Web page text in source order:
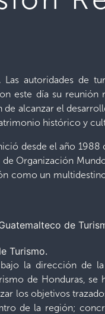
Las autoridades de
este día su
alcanzar el
histórico y
desde el año
Organización
como un
Turismo.
la dirección de
de Honduras,
los objetivos
de la región;